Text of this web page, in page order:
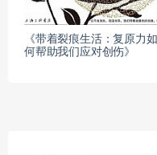
《带着裂痕生活：复原力如
何帮助我们应对创伤》